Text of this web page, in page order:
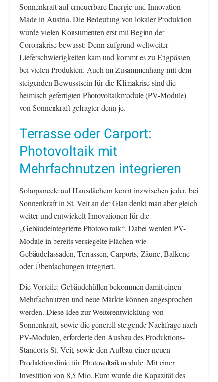
Sonnenkraft auf erneuerbare Energie und Innovation
Made in Austria. Die Bedeutung von lokaler Produktion
wurde vielen Konsumenten erst mit Beginn der
Coronakrise bewusst: Denn aufgrund weltweiter
Lieferschwierigkeiten kam und kommt es zu Engpässen
bei vielen Produkten. Auch im Zusammenhang mit dem
steigenden Bewusstsein für die Klimakrise sind die
heimisch gefertigten Photovoltaikmodule (PV-Module)
von Sonnenkraft gefragter denn je.
Terrasse oder Carport:
Photovoltaik mit
Mehrfachnutzen integrieren
Solarpaneele auf Hausdächern kennt inzwischen jeder, bei
Sonnenkraft in St. Veit an der Glan denkt man aber gleich
weiter und entwickelt Innovationen für die
„Gebäudeintegrierte Photovoltaik“. Dabei werden PV-
Module in bereits versiegelte Flächen wie
Gebäudefassaden, Terrassen, Carports, Zäune, Balkone
oder Überdachungen integriert.
Die Vorteile: Gebäudehüllen bekommen damit einen
Mehrfachnutzen und neue Märkte können angesprochen
werden. Diese Idee zur Weiterentwicklung von
Sonnenkraft, sowie die generell steigende Nachfrage nach
PV-Modulen, erforderte den Ausbau des Produktions-
Standorts St. Veit, sowie den Aufbau einer neuen
Produktionslinie für Photovoltaikmodule. Mit einer
Investition von 8,5 Mio. Euro wurde die Kapazität des